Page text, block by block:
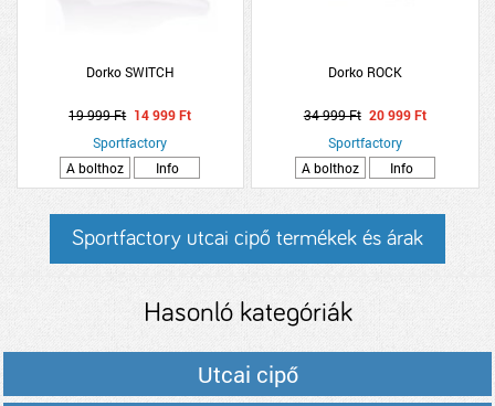
Dorko SWITCH
19 999 Ft 14 999 Ft
Sportfactory
A bolthoz
Info
Dorko ROCK
34 999 Ft 20 999 Ft
Sportfactory
A bolthoz
Info
Sportfactory utcai cipő termékek és árak
Hasonló kategóriák
Utcai cipő